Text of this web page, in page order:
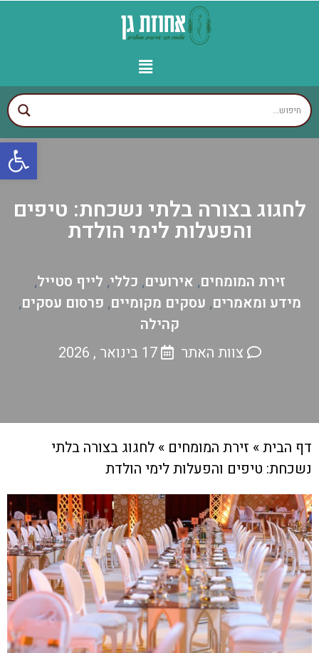
לחגוג בצורה בלתי נשכחת: טיפים
והפעלות לימי הולדת
זירת המומחים, אירועים, כללי, לייף סטייל,
מידע ומאמרים, עסקים מקומיים, פרסום עסקים,
קהילה
צוות האתר
17 בינואר , 2026
דף הבית» זירת המומחים » לחגוג בצורה בלתי
נשכחת: טיפים והפעלות לימי הולדת